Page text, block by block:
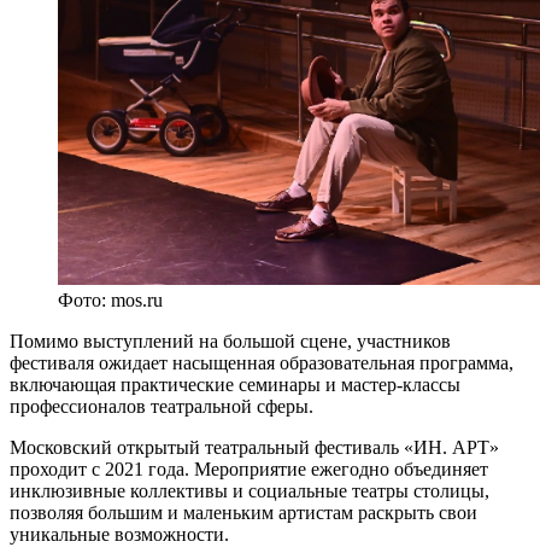
Фото: mos.ru
Помимо выступлений на большой сцене, участников
фестиваля ожидает насыщенная образовательная программа,
включающая практические семинары и мастер-классы
профессионалов театральной сферы.
Московский открытый театральный фестиваль «ИН. АРТ»
проходит с 2021 года. Мероприятие ежегодно объединяет
инклюзивные коллективы и социальные театры столицы,
позволяя большим и маленьким артистам раскрыть свои
уникальные возможности.